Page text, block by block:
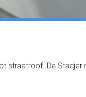
straatroof. De